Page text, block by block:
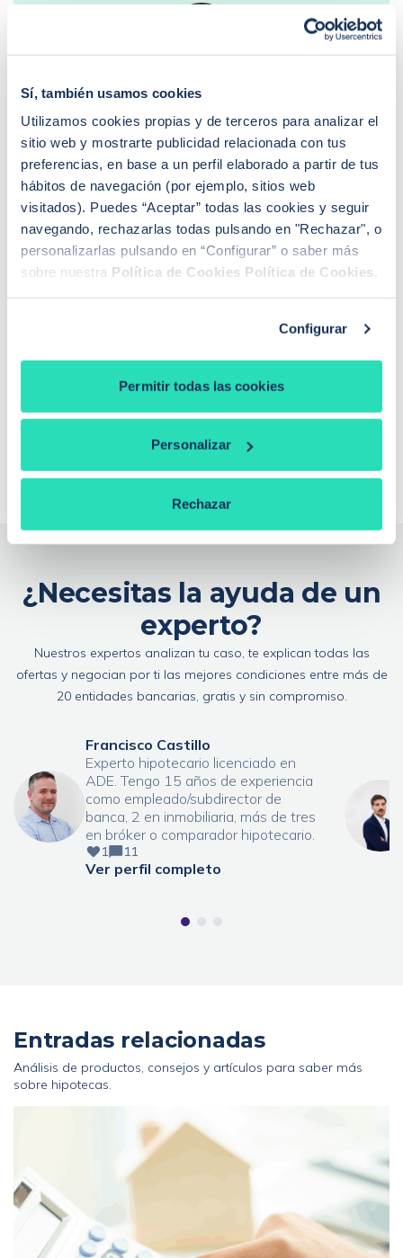
Sí, también usamos cookies
Utilizamos cookies propias y de terceros para analizar el
sitio web y mostrarte publicidad relacionada con tus
preferencias, en base a un perfil elaborado a partir de tus
hábitos de navegación (por ejemplo, sitios web
visitados). Puedes “Aceptar” todas las cookies y seguir
navegando, rechazarlas todas pulsando en "Rechazar", o
personalizarlas pulsando en “Configurar” o saber más
sobre nuestra Política de Cookies Política de Cookies .
Configurar
Permitir todas las cookies
Personalizar
Rechazar
PREGUNTAS FRECUENTES
hipoteca?
Si baja el euríbor, ¿baja la hipoteca?
¿Qué euríbor se aplica para revisar la hipoteca?
¿De qué depende la tasación de una vivienda?
compensación económica?
Sandra Escudero Ruiz
¿Buscas hipoteca?
Te ayudo a conseguir las mejores condiciones para
ti
Llamadme
¿Necesitas la ayuda de un
experto?
Nuestros expertos analizan tu caso, te explican todas las
ofertas y negocian por ti las mejores condiciones entre más de
20 entidades bancarias, gratis y sin compromiso.
Francisco Castillo
Experto hipotecario licenciado en
ADE. Tengo 15 años de experiencia
como empleado/subdirector de
banca, 2 en inmobiliaria, más de tres
en bróker o comparador hipotecario.
1 11
Ver perfil completo
Entradas relacionadas
Análisis de productos, consejos y artículos para saber más
sobre hipotecas.